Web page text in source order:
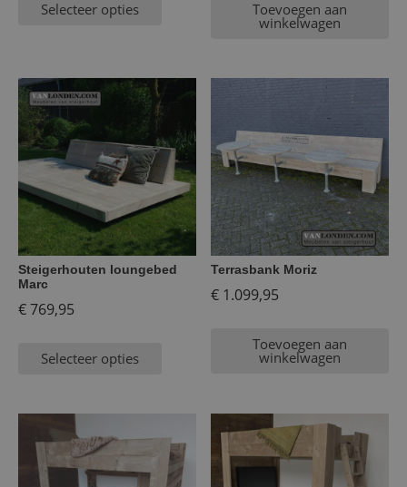
Selecteer opties Toevoegen aan
winkelwagen
Steigerhouten loungebed
Marc
€769,95
Selecteer opties
Terrasbank Moriz
€ 1.099,95
Toevoegen aan
winkelwagen